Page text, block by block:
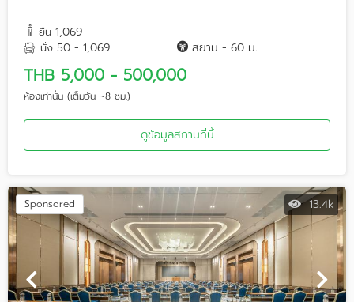
ยืน 1,069
นั่ง 50 - 1,069 สยาม - 60 ม.
THB 5,000 - 500,000
ห้องเท่านั้น (เต็มวัน ~8 ชม.)
ดูข้อมูลสถานที่นี้
13.4k
Sponsored